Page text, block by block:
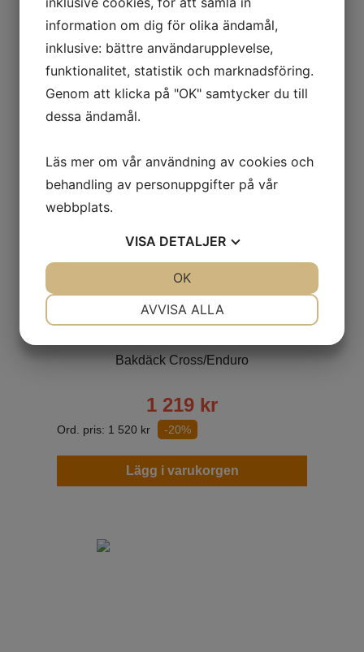
Ord. pris:1 170kr -17%
Lägg i varukorgen
Plews MX2 Matterly GP
Bakdäck Cross/Enduro
1 219 kr
Ord. pris: 1 520 kr -20%
Lägg i varukorgen
information om dig för olika ändamål,
inklusive: bättre användarupplevelse,
funktionalitet, statistik och marknadsföring.
Genom att klicka på "OK" samtycker du till
dessa ändamål.
Läs mer om vår användning av cookies och
behandling av personuppgifter på vår
webbplats.
VISA DETALJER
MARKNADSFÖRING STATISTIK
AVVISA ALLA
OK